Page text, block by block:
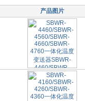
产品图片